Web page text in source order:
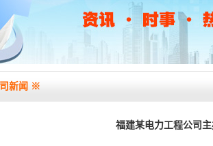
新闻 ※
福建某电力工程公司